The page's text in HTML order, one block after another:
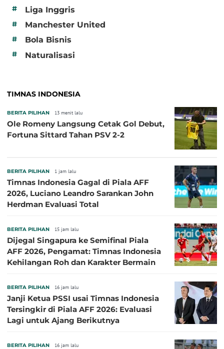
# Liga Inggris
# Manchester United
# Bola Bisnis
# Naturalisasi
TIMNAS INDONESIA
BERITA PILIHAN 13 menit lalu
Ole Romeny Langsung Cetak Gol Debut,
Fortuna Sittard Tahan PSV 2-2
BERITA PILIHAN 1 jam lalu
Timnas Indonesia Gagal di Piala AFF
2026, Luciano Leandro Sarankan John
Herdman Evaluasi Total
BERITA PILIHAN 15 jam lalu
Dijegal Singapura ke Semifinal Piala
AFF 2026, Pengamat: Timnas Indonesia
Kehilangan Roh dan Karakter Bermain
BERITA PILIHAN 16 jam lalu
Janji Ketua PSSI usai Timnas Indonesia
Tersingkir di Piala AFF 2026: Evaluasi
Lagi untuk Ajang Berikutnya
BERITA PILIHAN 16 jam lalu